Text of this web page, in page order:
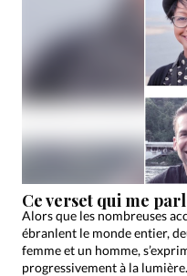
Ce verset qui me
Alors que les nombreuses
ébranlent le monde entier,
femme et un homme,
progressivement à la